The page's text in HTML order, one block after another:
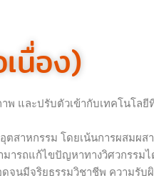
นื่อง)
พ และปรับตัวเข้ากับเทคโนโลยี
สาหกรรม โดยเน้นการผสมผส
มารถแก้ไขปัญหาทางวิศวกรรมไ
ดจนมีจริยธรรมวิชาชีพ ความรับ